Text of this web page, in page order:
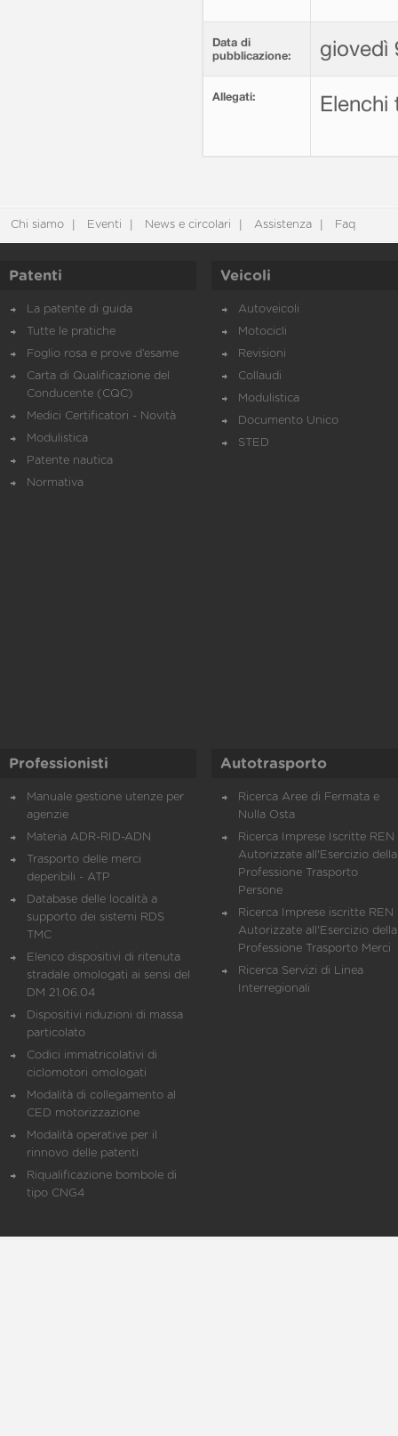
Data di
pubblicazione:
giovedì
Allegati:
Chi siamo Eventi News e circolari Assistenza Faq
Patenti
La patente di guida
Tutte le pratiche
Foglio rosa e prove d’esame
Carta di Qualificazione del
Conducente (CQC)
Medici Certificatori - Novità
Modulistica
Patente nautica
Normativa
Veicoli
Autoveicoli
Motocicli
Revisioni
Collaudi
Modulistica
Documento Unico
STED
Professionisti
Manuale gestione utenze per
agenzie
Materia ADR-RID-ADN
Trasporto delle merci
deperibili - ATP
Database delle località a
supporto dei sistemi RDS
TMC
Elenco dispositivi di ritenuta
stradale omologati ai sensi del
DM 21.06.04
Dispositivi riduzioni di massa
particolato
Codici immatricolativi di
ciclomotori omologati
Modalità di collegamento al
CED motorizzazione
Modalità operative per il
rinnovo delle patenti
Riqualificazione bombole di
tipo CNG4
Autotrasporto
Ricerca Aree di Fermata e
Nulla Osta
Ricerca Imprese Iscritte REN
Autorizzate all'Esercizio della
Professione Trasporto
Persone
Ricerca Imprese iscritte REN
Autorizzate all'Esercizio della
Professione Trasporto Merci
Ricerca Servizi di Linea
Interregionali